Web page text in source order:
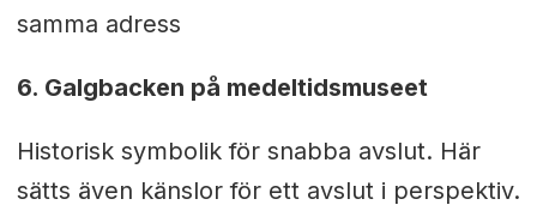
samma adress
6. Galgbacken på medeltidsmuseet
Historisk symbolik för snabba avslut. Här
sätts även känslor för ett avslut i perspektiv.